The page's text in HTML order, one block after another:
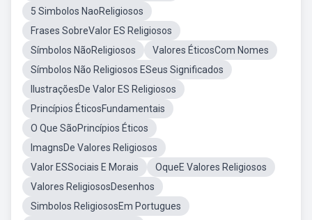
5 Simbolos NaoReligiosos
Frases SobreValor ES Religiosos
Símbolos NãoReligiosos
Valores ÉticosCom Nomes
Símbolos Não Religiosos ESeus Significados
IlustraçõesDe Valor ES Religiosos
Princípios ÉticosFundamentais
O Que SãoPrincípios Éticos
ImagnsDe Valores Religiosos
Valor ESSociais E Morais
OqueE Valores Religiosos
Valores ReligiososDesenhos
Simbolos ReligiososEm Portugues